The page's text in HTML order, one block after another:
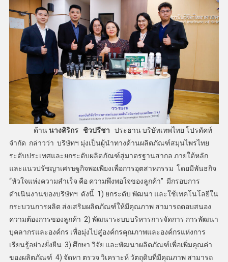
ด้านนางสิริกร ชิวปรีชา ประธาน บริษัทเทพไทย โปรดัคท์
จำกัด กล่าวว่า บริษัทฯ มุ่งเป็นผู้นำทางด้านผลิตภัณฑ์สมุนไพรไทย
ระดับประเทศและยกระดับผลิตภัณฑ์สู่มาตรฐานสากล ภายใต้หลัก
และแนวปรัชญาเศรษฐกิจพอเพียงเพื่อการอุตสาหกรรม โดยมีพันธกิจ
“หัวใจแห่งความสำเร็จ คือ ความพึงพอใจของลูกค้า” มีกรอบการ
ดำเนินงานของบริษัทฯ ดังนี้ 1) ยกระดับ พัฒนา และใช้เทคโนโลยีใน
กระบวนการผลิต ส่งเสริมผลิตภัณฑ์ให้มีคุณภาพ สามารถตอบสนอง
ความต้องการของลูกค้า 2) พัฒนาระบบบริหารการจัดการ การพัฒนา
บุคลากรและองค์กร เพื่อมุ่งไปสู่องค์กรคุณภาพและองค์กรแห่งการ
เรียนรู้อย่างยั่งยืน 3) ศึกษา วิจัย และพัฒนาผลิตภัณฑ์เพื่อเพิ่มคุณค่า
ของผลิตภัณฑ์ 4) จัดหา ตรวจ วิเคราะห์ วัตถุดิบที่มีคุณภาพ สามารถ